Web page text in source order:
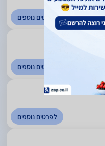
לפרטים נוספים
לפרטים נוספים
לפרטים נוספים